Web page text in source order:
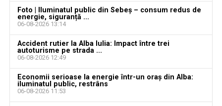
Locuri de muncă în Galda de Jos, disponibile la 4
august 2026. AJOFM Alba a publicat lista posturilor
vacante
Locuri de muncă în Teiuș, disponibile la 4 august
2026. AJOFM Alba a publicat lista posturilor
vacante
Bărbat de 30 de ani din Galda de Jos, reținut după
Foto | Iluminatul public din Sebeș – consum redus de
energie, siguranță ...
06-08-2026 13:14
Accident rutier la Alba Iulia: Impact între trei
autoturisme pe strada ...
06-08-2026 12:49
Economii serioase la energie într-un oraș din Alba:
iluminatul public, restrâns
06-08-2026 11:53